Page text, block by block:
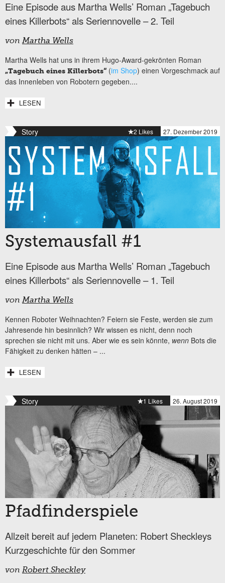
Eine Episode aus Martha Wells’ Roman „Tagebuch
eines Killerbots“ als Seriennovelle – 2. Teil
vonMartha Wells
Martha Wells hat uns in ihrem Hugo-Award-gekrönten Roman
„Tagebuch eines Killerbots“ (im Shop) einen Vorgeschmack auf
das Innenleben von Robotern gegeben....
LESEN
Story 27. Dezember 2019
2 Likes
Systemausfall #1
Eine Episode aus Martha Wells’ Roman „Tagebuch
eines Killerbots“ als Seriennovelle – 1. Teil
vonMartha Wells
Kennen Roboter Weihnachten? Feiern sie Feste, werden sie zum
Jahresende hin besinnlich? Wir wissen es nicht, denn noch
sprechen sie nicht mit uns. Aber wie es sein könnte, wenn Bots die
Fähigkeit zu denken hätten – ...
LESEN
Story 26. August 2019
1 Likes
Pfadfinderspiele
Allzeit bereit auf jedem Planeten: Robert Sheckleys
Kurzgeschichte für den Sommer
von Robert Sheckley